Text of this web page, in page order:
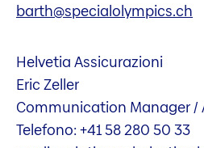
barth@specialolympics.ch
Helvetia Assicurazioni
Eric Zeller
Communication Manager
Telefono: +41 58 280 50 33